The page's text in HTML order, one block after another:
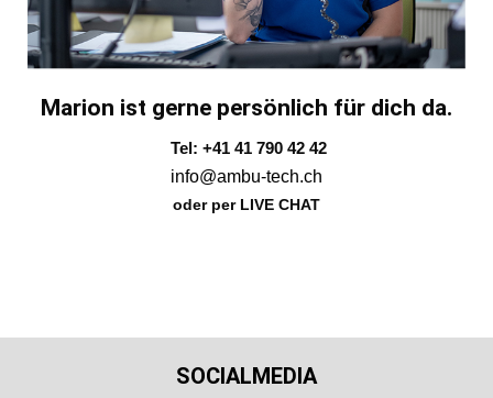
Marion ist gerne persönlich für dich da.
Tel: +41 41 790 42 42
info@ambu-tech.ch
oder per LIVE CHAT
SOCIALMEDIA